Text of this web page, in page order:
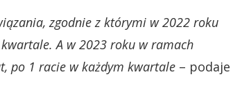
zgodnie z którymi w 2022 roku
A w 2023 roku w ramach
po 1 racie w każdym kwartale – podaje